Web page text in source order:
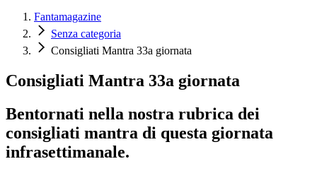
Fantamagazine
Senza categoria
Consigliati Mantra 33a giornata
Consigliati Mantra 33a giornata
Bentornati nella nostra rubrica dei
consigliati mantra di questa giornata
infrasettimanale.